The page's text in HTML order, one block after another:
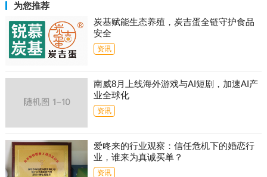
为您推荐
炭基赋能生态养殖，炭吉蛋全链守护食品
安全
资讯
南威8月上线海外游戏与AI短剧，加速AI产
业全球化
资讯
爱咚来的行业观察：信任危机下的婚恋行
业，谁来为真诚买单？
资讯